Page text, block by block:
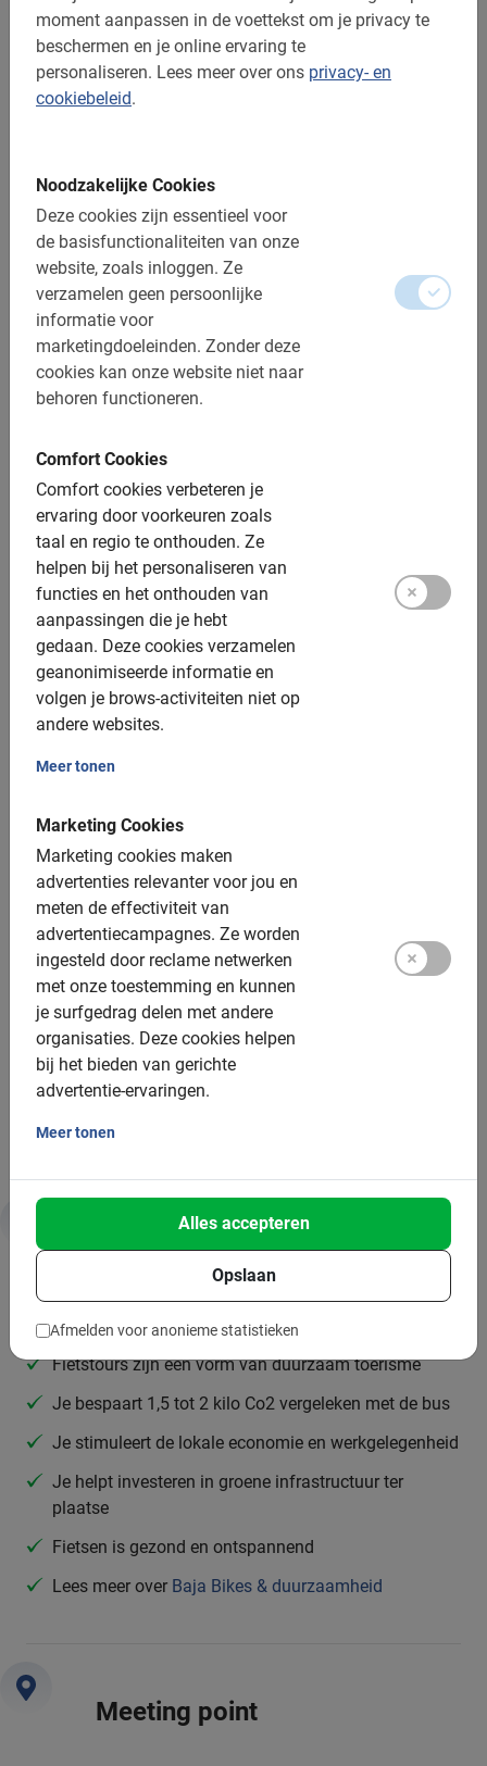
moment aanpassen in de voettekst om je privacy te
beschermen en je online ervaring te
personaliseren. Lees meer over ons privacy- en
cookiebeleid.
Noodzakelijke Cookies
Deze cookies zijn essentieel voor
de basisfunctionaliteiten van onze
website, zoals inloggen. Ze
verzamelen geen persoonlijke
informatie voor
marketingdoeleinden. Zonder deze
cookies kan onze website niet naar
behoren functioneren.
Comfort Cookies
Comfort cookies verbeteren je
ervaring door voorkeuren zoals
taal en regio te onthouden. Ze
helpen bij het personaliseren van
functies en het onthouden van
aanpassingen die je hebt
gedaan. Deze cookies verzamelen
geanonimiseerde informatie en
volgen je brows-activiteiten niet op
andere websites.
Meer tonen
Marketing Cookies
Marketing cookies maken
advertenties relevanter voor jou en
meten de effectiviteit van
advertentiecampagnes. Ze worden
ingesteld door reclame netwerken
met onze toestemming en kunnen
je surfgedrag delen met andere
organisaties. Deze cookies helpen
bij het bieden van gerichte
advertentie-ervaringen.
Meer tonen
Opslaan
Alles accepteren
Afmelden voor anonieme statistieken
Belangrijk om te weten:
Gratis wijzigen of annuleren tot 24u vooraf
Bij regen krijg je een poncho
Afstand: 12,5 km
Toegankelijk voor alle fietsers
Inclusief:
De lokale gids
Een top ervaring!
Fotomomenten
Extra opties:
Kinderfietsen: 20, 24 en 26 inch (vanaf ongeveer 6
jaar)
Kinderzitjes: voorop, tot 12kg, gratis
Elektrische fiets: niet beschikbaar
Helmen: Beschikbaar
Groepsgrootte:
Boekbaar voor groepen van: 2 tot 200 deelnemers
Gemiddelde groepsgrootte: 8 deelnemers
Minimum aantal: 2 deelnemers
Per 12 deelnemers wordt een extra gids ingezet
Duurzaamheid & MVO
Fietstours zijn een vorm van duurzaam toerisme
Je bespaart 1,5 tot 2 kilo Co2 vergeleken met de bus
Je stimuleert de lokale economie en werkgelegenheid
Je helpt investeren in groene infrastructuur ter
plaatse
Fietsen is gezond en ontspannend
Lees meer over Baja Bikes & duurzaamheid
Meeting point